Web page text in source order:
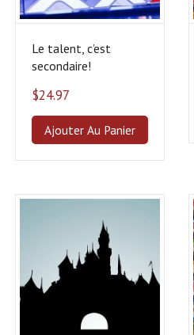
Le talent, c’est
secondaire!
$24.97
Ajouter Au Panier